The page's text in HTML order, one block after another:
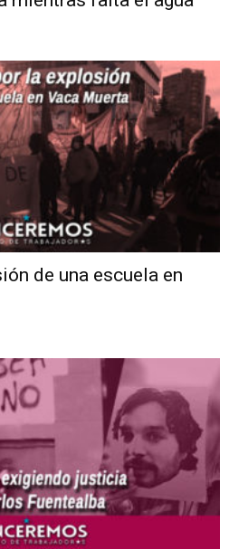
de una escuela en